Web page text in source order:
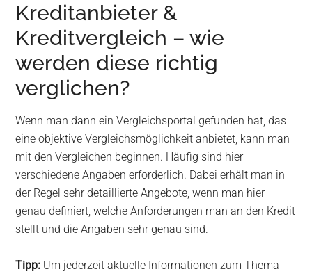
Kreditanbieter &
Kreditvergleich – wie
werden diese richtig
verglichen?
Wenn man dann ein Vergleichsportal gefunden hat, das
eine objektive Vergleichsmöglichkeit anbietet, kann man
mit den Vergleichen beginnen. Häufig sind hier
verschiedene Angaben erforderlich. Dabei erhält man in
der Regel sehr detaillierte Angebote, wenn man hier
genau definiert, welche Anforderungen man an den Kredit
stellt und die Angaben sehr genau sind.
Tipp: Um jederzeit aktuelle Informationen zum Thema